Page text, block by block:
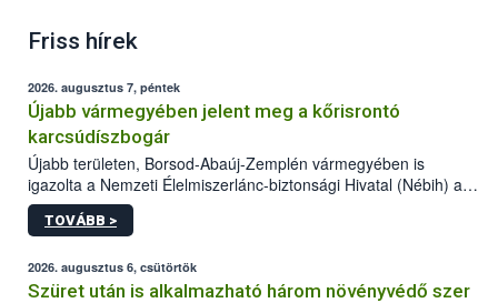
Friss hírek
2026. augusztus 7, péntek
Újabb vármegyében jelent meg a kőrisrontó
karcsúdíszbogár
Újabb területen, Borsod-Abaúj-Zemplén vármegyében is
igazolta a Nemzeti Élelmiszerlánc-biztonsági Hivatal (Nébih) a
kőrisrontó karcsúdíszbogár (Agrilus planipennis) jelenlétét. A
kártevőt nem csak színcsapdában találták meg, de már fertőzött
az intenzív felderítést, emellett az intézkedéseket a szlovák
hatósággal is összehangolják a terjedés megállítása érdekében.
TOVÁBB >
2026. augusztus 6, csütörtök
Szüret után is alkalmazható három növényvédő szer